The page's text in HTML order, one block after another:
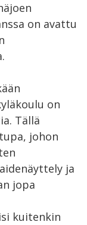
on avattu
on
Tällä
johon
ja
jopa
kuitenkin